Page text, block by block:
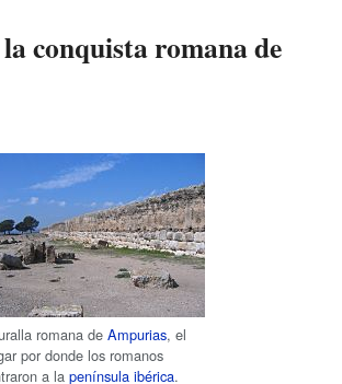
conquista romana de
romana de Ampurias, el
por donde los romanos
a la península ibérica.